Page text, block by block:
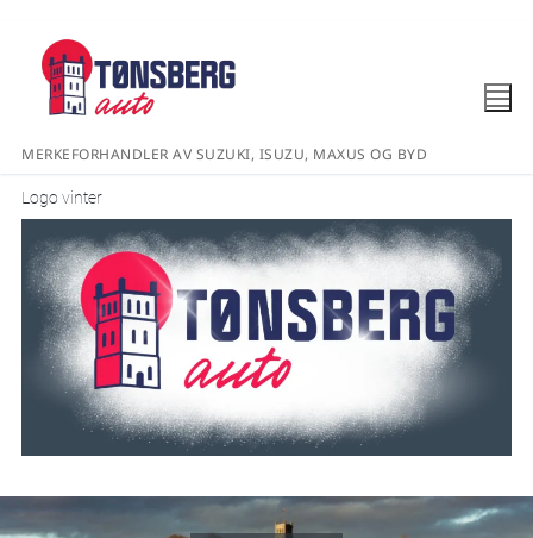
MERKEFORHANDLER AV SUZUKI, ISUZU, MAXUS OG BYD
Logo vinter